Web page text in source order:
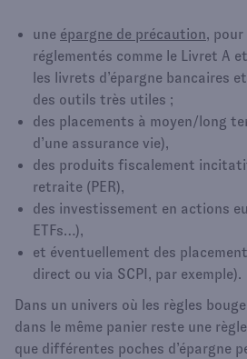
une épargne de précaution,
réglementés comme le Livret A
les livrets d’épargne bancaires
des outils très utiles ;
des placements à moyen/long
d’une assurance vie),
des produits fiscalement
retraite (PER),
des investissement en actions
ETFs…),
et éventuellement des
direct ou via SCPI, par exemple).
Dans un univers où les règles
dans le même panier reste une
que différentes poches d’épargne